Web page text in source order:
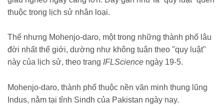
thuộc trong lịch sử nhân loại.
Thế nhưng Mohenjo-daro, một trong những thành phố lâu
đời nhất thế giới, dường như không tuân theo "quy luật"
này của lịch sử, theo trang IFLScience ngày 19-5.
Mohenjo-daro, thành phố thuộc nền văn minh thung lũng
Indus, nằm tại tỉnh Sindh của Pakistan ngày nay.